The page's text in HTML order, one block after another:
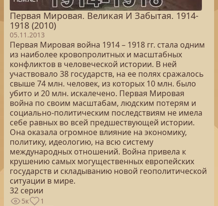
Первая Мировая. Великая И Забытая. 1914-
1918 (2010)
05.11.2013
Первая Мировая война 1914 – 1918 гг. стала одним
из наиболее кровопролитных и масштабных
конфликтов в человеческой истории. В ней
участвовало 38 государств, на ее полях сражалось
свыше 74 млн. человек, из которых 10 млн. было
убито и 20 млн. искалечено. Первая Мировая
война по своим масштабам, людским потерям и
социально-политическим последствиям не имела
себе равных во всей предшествующей истории.
Она оказала огромное влияние на экономику,
политику, идеологию, на всю систему
международных отношений. Война привела к
крушению самых могущественных европейских
государств и складыванию новой геополитической
ситуации в мире.
32 серии
5к 1